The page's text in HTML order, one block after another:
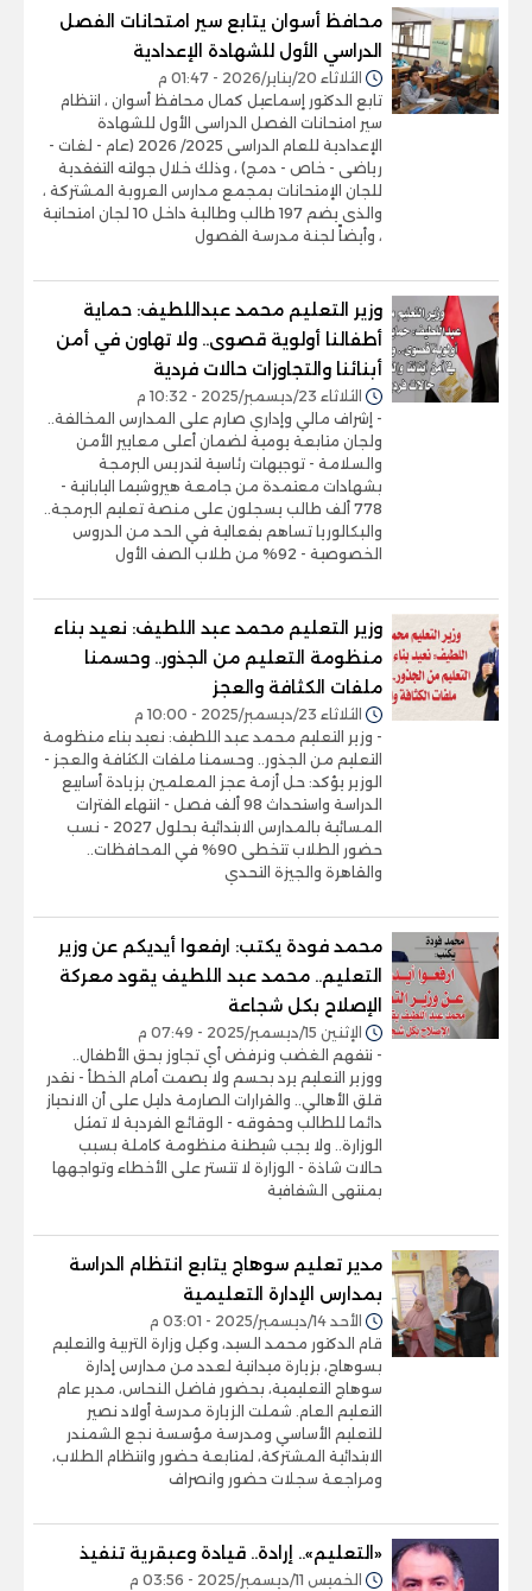
محافظ أسوان يتابع سير امتحانات الفصل
الدراسي الأول للشهادة الإعدادية
الثلاثاء 20/يناير/2026 - 01:47 م
تابع الدكتور إسماعيل كمال محافظ أسوان ، انتظام
سير امتحانات الفصل الدراسى الأول للشهادة
الإعدادية للعام الدراسى 2025/ 2026 (عام - لغات -
رياضى - خاص - دمج) ، وذلك خلال جولته التفقدية
للجان الإمتحانات بمجمع مدارس العروبة المشتركة ،
والذى يضم 197 طالب وطالبة داخل 10 لجان امتحانية
، وأيضاً لجنة مدرسة الفصول
وزير التعليم محمد عبداللطيف: حماية
أطفالنا أولوية قصوى.. ولا تهاون في أمن
أبنائنا والتجاوزات حالات فردية
الثلاثاء 23/ديسمبر/2025 - 10:32 م
- إشراف مالي وإداري صارم على المدارس المخالفة..
ولجان متابعة يومية لضمان أعلى معايير الأمن
والسلامة - توجيهات رئاسية لتدريس البرمجة
بشهادات معتمدة من جامعة هيروشيما اليابانية -
778 ألف طالب يسجلون على منصة تعليم البرمجة..
والبكالوريا تساهم بفعالية في الحد من الدروس
الخصوصية - 92% من طلاب الصف الأول
وزير التعليم محمد عبد اللطيف: نعيد بناء
منظومة التعليم من الجذور.. وحسمنا
ملفات الكثافة والعجز
الثلاثاء 23/ديسمبر/2025 - 10:00 م
- وزير التعليم محمد عبد اللطيف: نعيد بناء منظومة
التعليم من الجذور.. وحسمنا ملفات الكثافة والعجز -
الوزير يؤكد: حل أزمة عجز المعلمين بزيادة أسابيع
الدراسة واستحداث 98 ألف فصل - انتهاء الفترات
المسائية بالمدارس الابتدائية بحلول 2027 - نسب
حضور الطلاب تتخطى 90% في المحافظات..
والقاهرة والجيزة التحدي
محمد فودة يكتب: ارفعوا أيديكم عن وزير
التعليم.. محمد عبد اللطيف يقود معركة
الإصلاح بكل شجاعة
الإثنين 15/ديسمبر/2025 - 07:49 م
- نتفهم الغضب ونرفض أي تجاوز بحق الأطفال..
ووزير التعليم يرد بحسم ولا يصمت أمام الخطأ - نقدر
قلق الأهالي.. والقرارات الصارمة دليل على أن الانحياز
دائما للطالب وحقوقه - الوقائع الفردية لا تمثل
الوزارة.. ولا يجب شيطنة منظومة كاملة بسبب
حالات شاذة - الوزارة لا تتستر على الأخطاء وتواجهها
بمنتهى الشفافية
مدير تعليم سوهاج يتابع انتظام الدراسة
بمدارس الإدارة التعليمية
الأحد 14/ديسمبر/2025 - 03:01 م
قام الدكتور محمد السيد، وكيل وزارة التربية والتعليم
بسوهاج، بزيارة ميدانية لعدد من مدارس إدارة
سوهاج التعليمية، بحضور فاضل النحاس، مدير عام
التعليم العام. شملت الزيارة مدرسة أولاد نصير
للتعليم الأساسي ومدرسة مؤسسة نجع الشمندر
الابتدائية المشتركة، لمتابعة حضور وانتظام الطلاب،
ومراجعة سجلات حضور وانصراف
«التعليم».. إرادة.. قيادة وعبقرية تنفيذ
الخميس 11/ديسمبر/2025 - 03:56 م